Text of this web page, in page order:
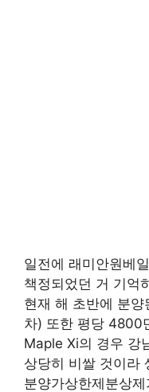
일전에 래미안원베
책정되었던 거 기억
현재 해 초반에 분
차) 또한 평당 4800
Maple Xi의 경우 강
상당히 비쌀 것이라
분양가상한제분상